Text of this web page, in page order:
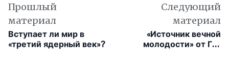
Прошлый
материал
Вступает ли мир в
«третий ядерный век»?
Следующий
материал
«Источник вечной
молодости» от Гая